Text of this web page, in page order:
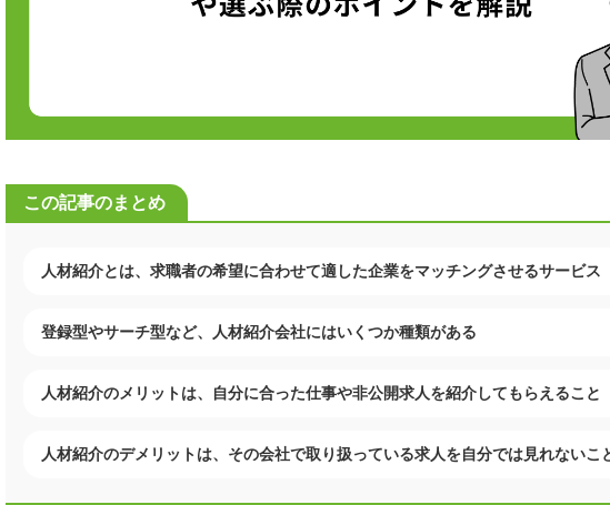
この記事のまとめ
人材紹介とは、求職者の希望に合わせて適した企業をマッチングさせるサービス
登録型やサーチ型など、人材紹介会社にはいくつか種類がある
人材紹介のメリットは、自分に合った仕事や非公開求人を紹介してもらえること
人材紹介のデメリットは、その会社で取り扱っている求人を自分では見れないこ